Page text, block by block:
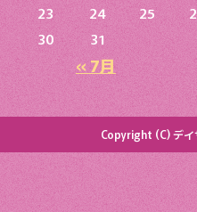
« 7月
23
24 25
30
31
Copyright (C) デイ